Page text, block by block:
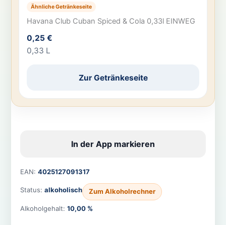
Ähnliche Getränkeseite
Havana Club Cuban Spiced & Cola 0,33l EINWEG
0,25 €
0,33 L
Zur Getränkeseite
In der App markieren
EAN: 4025127091317
Status: alkoholisch Zum Alkoholrechner
Alkoholgehalt: 10,00 %